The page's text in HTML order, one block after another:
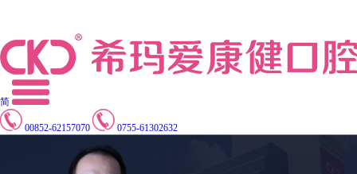
简
00852-62157070 0755-61302632